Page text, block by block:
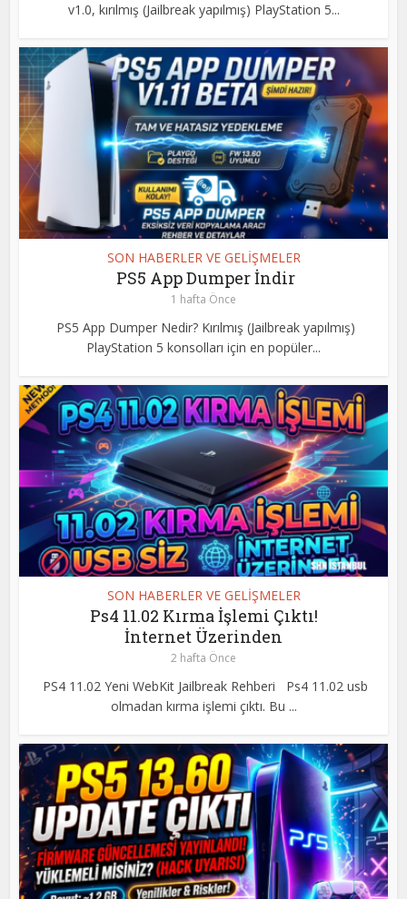
v1.0, kırılmış (Jailbreak yapılmış) PlayStation 5...
SON HABERLER VE GELİŞMELER
PS5 App Dumper İndir
1 hafta Önce
PS5 App Dumper Nedir? Kırılmış (Jailbreak yapılmış)
PlayStation 5 konsolları için en popüler...
SON HABERLER VE GELİŞMELER
Ps4 11.02 Kırma İşlemi Çıktı!
İnternet Üzerinden
2 hafta Önce
PS4 11.02 Yeni WebKit Jailbreak Rehberi Ps4 11.02 usb
olmadan kırma işlemi çıktı. Bu ...